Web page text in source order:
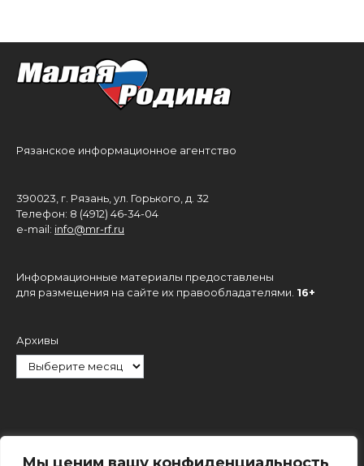
Рязанское информационное агентство
390023, г. Рязань, ул. Горького, д. 32
Телефон: 8 (4912) 46-34-04
e-mail: info@mr-rf.ru
Информационные материалы предоставлены
для размещения на сайте их правообладателями. 16+
Архивы